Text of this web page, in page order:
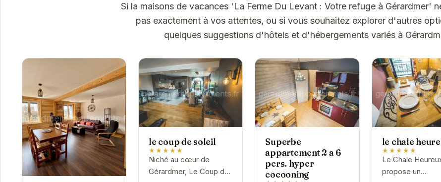
Si la maisons de vacances 'La Ferme Du Levant : Votre refuge à Gérardmer'
pas exactement à vos attentes, ou si vous souhaitez explorer d'autres
quelques suggestions d'hôtels et d'hébergements variés à
le coup de soleil
★★★★★
Niché au cœur de
Gérardmer, Le Coup de
Superbe
appartement 2 a 6
pers. hyper
cocooning
le chale
★★★★★
Le Chale
propose un